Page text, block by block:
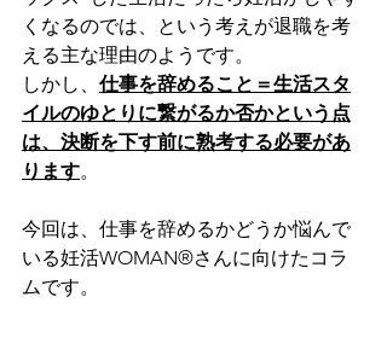
くなるのでは、という考えが退職を考
える主な理由のようです。
しかし、 仕事を辞めること＝生活スタ
イルのゆとりに繋がるか否かという点
は、決断を下す前に熟考する必要があ
ります。
今回は、仕事を辞めるかどうか悩んで
いる妊活WOMAN®さんに向けたコラ
ムです。